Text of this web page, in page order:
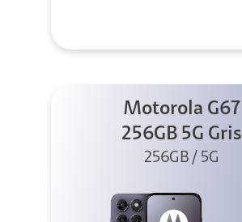
Motorola G67
256GB 5G Gris
256GB / 5G